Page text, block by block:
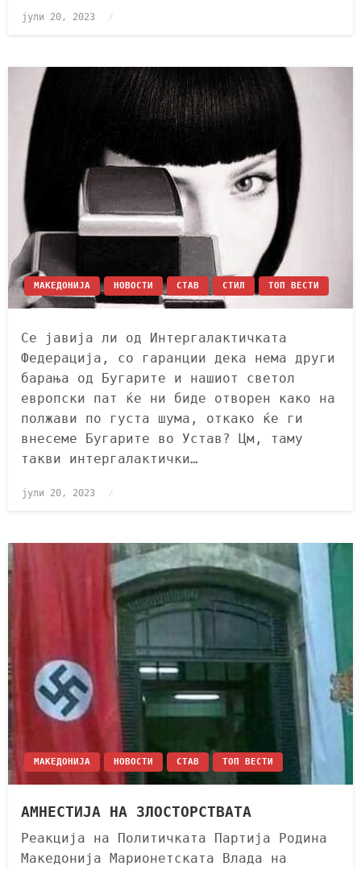
јули 20, 2023
МАКЕДОНИЈА НОВОСТИ СТАВ СТИЛ ТОП ВЕСТИ
Се јавија ли од Интергалактичката
Федерација, со гаранции дека нема други
барања од Бугарите и нашиот светол
европски пат ќе ни биде отворен како на
полжави по густа шума, откако ќе ги
внесеме Бугарите во Устав? Цм, таму
такви интергалактички…
јули 20, 2023
МАКЕДОНИЈА НОВОСТИ СТАВ ТОП ВЕСТИ
АМНЕСТИЈА НА ЗЛОСТОРСТВАТА
Реакција на Политичката Партија Родина
Македонија Марионетската Влада на